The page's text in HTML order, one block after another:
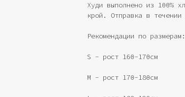
Худи выполнено из 100%
крой. Отправка в
Рекомендации по размерам:
S - рост 160-170см
M - рост 170-180см